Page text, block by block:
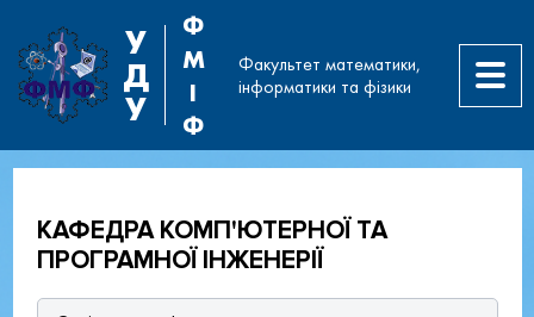
У
Д
У
Ф
М
І
Ф
Факультет математики,
інформатики та фізики
КАФЕДРА КОМП'ЮТЕРНОЇ ТА
ПРОГРАМНОЇ ІНЖЕНЕРІЇ